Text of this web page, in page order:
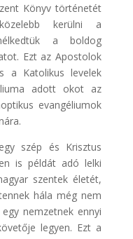
Könyv történetét
kerülni a
a boldog
Ezt az Apostolok
a Katolikus levelek
adott okot az
evangéliumok
szép és Krisztus
is példát adó lelki
szentek életét,
hála még nem
nemzetnek ennyi
legyen. Ezt a